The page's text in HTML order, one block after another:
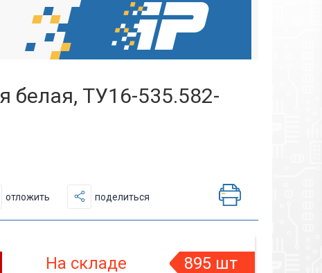
белая, ТУ16-535.582-
отложить поделиться
На складе 895 шт